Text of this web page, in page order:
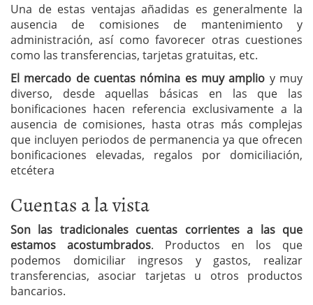
Una de estas ventajas añadidas es generalmente la
ausencia de comisiones de mantenimiento y
administración, así como favorecer otras cuestiones
como las transferencias, tarjetas gratuitas, etc.
El mercado de cuentas nómina es muy amplio y muy
diverso, desde aquellas básicas en las que las
bonificaciones hacen referencia exclusivamente a la
ausencia de comisiones, hasta otras más complejas
que incluyen periodos de permanencia ya que ofrecen
bonificaciones elevadas, regalos por domiciliación,
etcétera
Cuentas a la vista
Son las tradicionales cuentas corrientes a las que
estamos acostumbrados. Productos en los que
podemos domiciliar ingresos y gastos, realizar
transferencias, asociar tarjetas u otros productos
bancarios.